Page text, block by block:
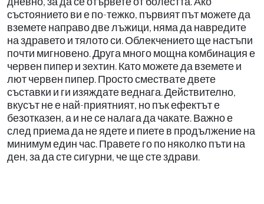
състоянието ви е по-тежко, първият път можете да
вземете направо две лъжици, няма да навредите
на здравето и тялото си. Облекчението ще настъпи
почти мигновено. Друга много мощна комбинация е
червен пипер и зехтин. Като можете да вземете и
лют червен пипер. Просто смествате двете
съставки и ги изяждате веднага. Действително,
вкусът не е най-приятният, но пък ефектът е
безотказен, а и не се налага да чакате. Важно е
след приема да не ядете и пиете в продължение на
минимум един час. Правете го по няколко пъти на
ден, за да сте сигурни, че ще сте здрави.